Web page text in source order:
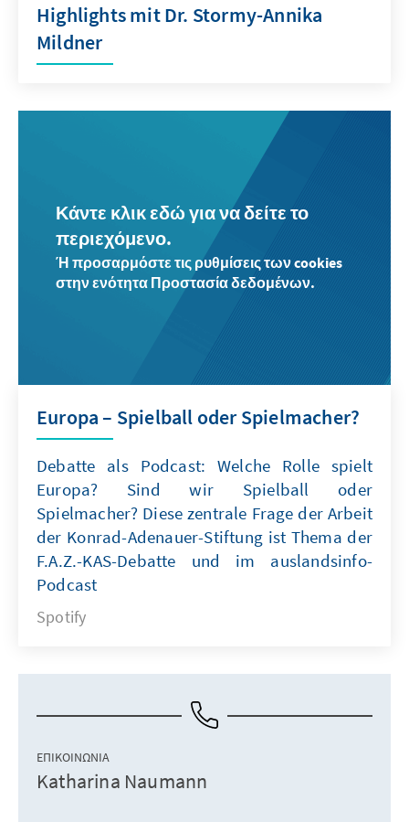
Highlights mit Dr. Stormy-Annika
Mildner
Κάντε κλικ εδώ για να δείτε το
περιεχόμενο.
Ή προσαρμόστε τις ρυθμίσεις των cookies
στην ενότητα Προστασία δεδομένων.
Europa – Spielball oder Spielmacher?
Debatte als Podcast: Welche Rolle spielt
Europa? Sind wir Spielball oder
Spielmacher? Diese zentrale Frage der Arbeit
der Konrad-Adenauer-Stiftung ist Thema der
F.A.Z.-KAS-Debatte und im auslandsinfo-
Podcast
Spotify
ΕΠΙΚΟΙΝΩΝΊΑ
Katharina Naumann